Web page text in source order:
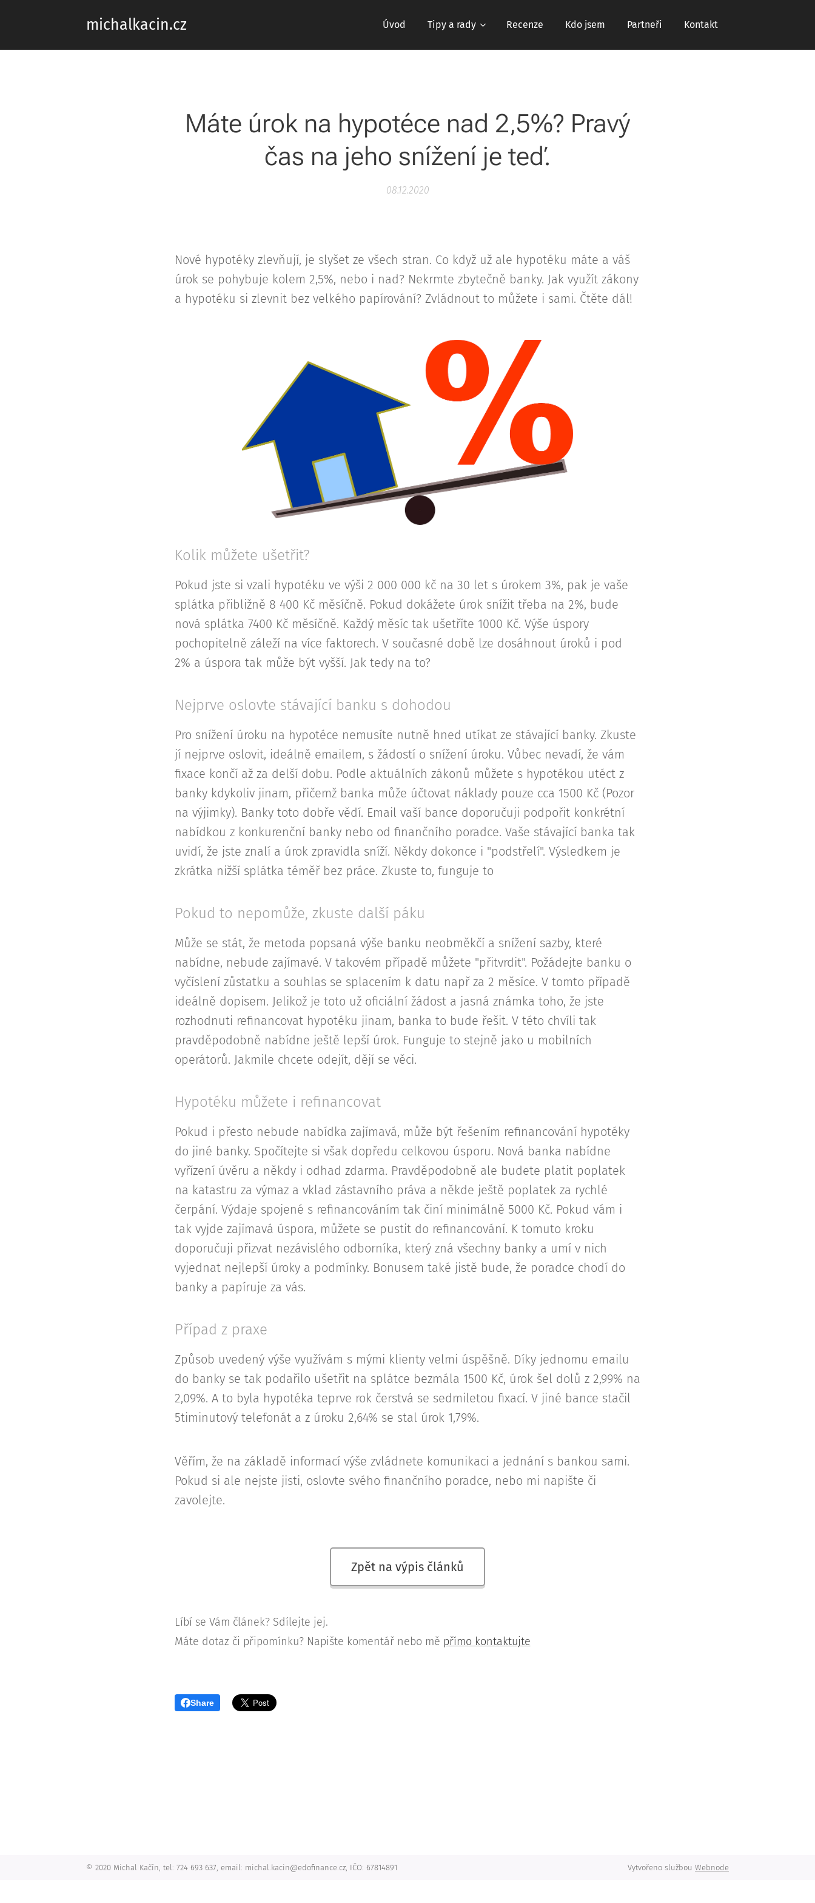
michalkacin.cz Úvod Tipy a rady Recenze Kdo jsem Partneři Kontakt
Máte úrok na hypotéce nad 2,5%? Pravý
čas na jeho snížení je teď.
08.12.2020
Nové hypotéky zlevňují, je slyšet ze všech stran. Co když už ale hypotéku máte a váš
úrok se pohybuje kolem 2,5%, nebo i nad? Nekrmte zbytečně banky. Jak využít zákony
a hypotéku si zlevnit bez velkého papírování? Zvládnout to můžete i sami. Čtěte dál!
Kolik můžete ušetřit?
Pokud jste si vzali hypotéku ve výši 2 000 000 kč na 30 let s úrokem 3%, pak je vaše
splátka přibližně 8 400 Kč měsíčně. Pokud dokážete úrok snížit třeba na 2%, bude
nová splátka 7400 Kč měsíčně. Každý měsíc tak ušetříte 1000 Kč. Výše úspory
pochopitelně záleží na více faktorech. V současné době lze dosáhnout úroků i pod
2% a úspora tak může být vyšší. Jak tedy na to?
Nejprve oslovte stávající banku s dohodou
Pro snížení úroku na hypotéce nemusíte nutně hned utíkat ze stávající banky. Zkuste
jí nejprve oslovit, ideálně emailem, s žádostí o snížení úroku. Vůbec nevadí, že vám
fixace končí až za delší dobu. Podle aktuálních zákonů můžete s hypotékou utéct z
banky kdykoliv jinam, přičemž banka může účtovat náklady pouze cca 1500 Kč (Pozor
na výjimky). Banky toto dobře vědí. Email vaší bance doporučuji podpořit konkrétní
nabídkou z konkurenční banky nebo od finančního poradce. Vaše stávající banka tak
uvidí, že jste znalí a úrok zpravidla sníží. Někdy dokonce i "podstřelí". Výsledkem je
zkrátka nižší splátka téměř bez práce. Zkuste to, funguje to😊
Pokud to nepomůže, zkuste další páku
Může se stát, že metoda popsaná výše banku neobměkčí a snížení sazby, které
nabídne, nebude zajímavé. V takovém případě můžete "přitvrdit". Požádejte banku o
vyčíslení zůstatku a souhlas se splacením k datu např za 2 měsíce. V tomto případě
ideálně dopisem. Jelikož je toto už oficiální žádost a jasná známka toho, že jste
rozhodnuti refinancovat hypotéku jinam, banka to bude řešit. V této chvíli tak
pravděpodobně nabídne ještě lepší úrok. Funguje to stejně jako u mobilních
operátorů. Jakmile chcete odejít, dějí se věci.
Hypotéku můžete i refinancovat
Pokud i přesto nebude nabídka zajímavá, může být řešením refinancování hypotéky
do jiné banky. Spočítejte si však dopředu celkovou úsporu. Nová banka nabídne
vyřízení úvěru a někdy i odhad zdarma. Pravděpodobně ale budete platit poplatek
na katastru za výmaz a vklad zástavního práva a někde ještě poplatek za rychlé
čerpání. Výdaje spojené s refinancováním tak činí minimálně 5000 Kč. Pokud vám i
tak vyjde zajímavá úspora, můžete se pustit do refinancování. K tomuto kroku
doporučuji přizvat nezávislého odborníka, který zná všechny banky a umí v nich
vyjednat nejlepší úroky a podmínky. Bonusem také jistě bude, že poradce chodí do
banky a papíruje za vás.
Případ z praxe
Způsob uvedený výše využívám s mými klienty velmi úspěšně. Díky jednomu emailu
do banky se tak podařilo ušetřit na splátce bezmála 1500 Kč, úrok šel dolů z 2,99% na
2,09%. A to byla hypotéka teprve rok čerstvá se sedmiletou fixací. V jiné bance stačil
5timinutový telefonát a z úroku 2,64% se stal úrok 1,79%.
Věřím, že na základě informací výše zvládnete komunikaci a jednání s bankou sami.
Pokud si ale nejste jisti, oslovte svého finančního poradce, nebo mi napište či
zavolejte.
Zpět na výpis článků
Líbí se Vám článek? Sdílejte jej.
Máte dotaz či připomínku? Napište komentář nebo mě přímo kontaktujte
Share
© 2020 Michal Kačín, tel: 724 693 637, email: michal.kacin@edofinance.cz, IČO: 67814891 Vytvořeno službou Webnode